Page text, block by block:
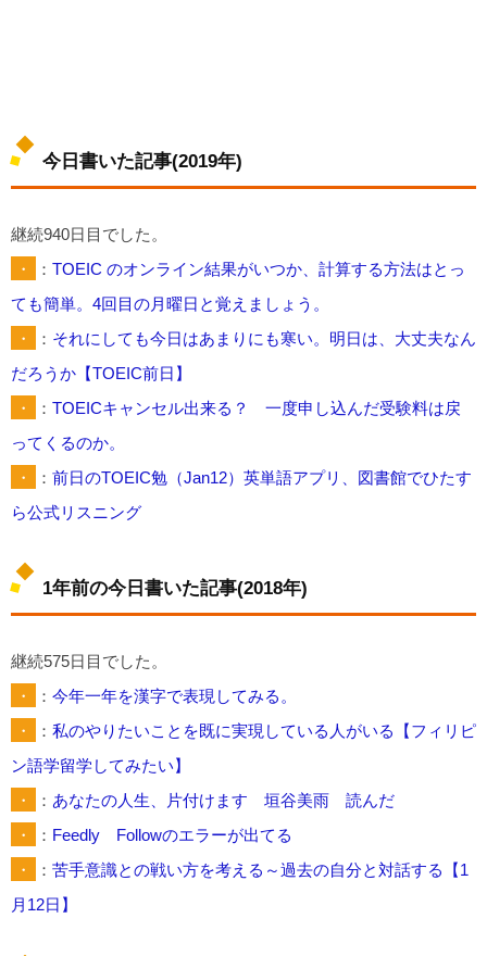
今日書いた記事(2019年)
継続940日目でした。
・
： TOEIC のオンライン結果がいつか、計算する方法はとっ
ても簡単。4回目の月曜日と覚えましょう。
・
： それにしても今日はあまりにも寒い。明日は、大丈夫なん
だろうか【TOEIC前日】
・
： TOEICキャンセル出来る？ 一度申し込んだ受験料は戻
ってくるのか。
・
： 前日のTOEIC勉（Jan12）英単語アプリ、図書館でひたす
ら公式リスニング
1年前の今日書いた記事(2018年)
継続575日目でした。
・
： 今年一年を漢字で表現してみる。
・
： 私のやりたいことを既に実現している人がいる【フィリピ
ン語学留学してみたい】
・
： あなたの人生、片付けます 垣谷美雨 読んだ
・
： Feedly Followのエラーが出てる
・
： 苦手意識との戦い方を考える～過去の自分と対話する【1
月12日】